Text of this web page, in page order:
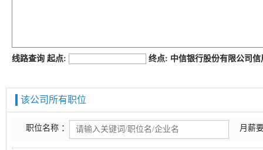
线路查询 起点: 终点: 中信银行股份有限公司
该公司所有职位
职位名称 ： 月薪